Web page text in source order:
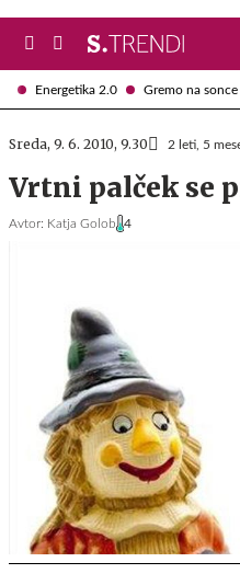
Energetika 2.0 Gremo na sonce
Sreda, 9. 6. 2010, 9.30 2 leti, 5
Vrtni palček se
Avtor: Katja Golob 4